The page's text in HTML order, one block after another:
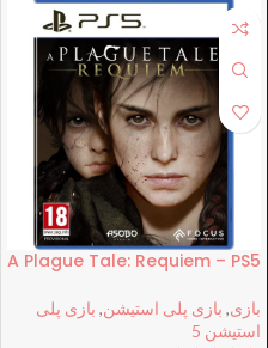
A Plague Tale: Requiem – PS5
بازی, بازی پلی استیشن, بازی پلی
استیشن 5